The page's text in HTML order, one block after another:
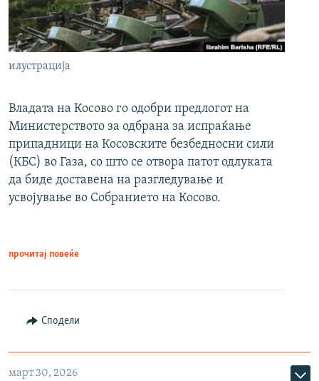
илустрација
Владата на Косово го одобри предлогот на
Министерството за одбрана за испраќање
припадници на Косовските безбедносни сили
(КБС) во Газа, со што се отвора патот одлуката
да биде доставена на разгледување и
усвојување во Собранието на Косово.
прочитај повеќе
Сподели
март 30, 2026